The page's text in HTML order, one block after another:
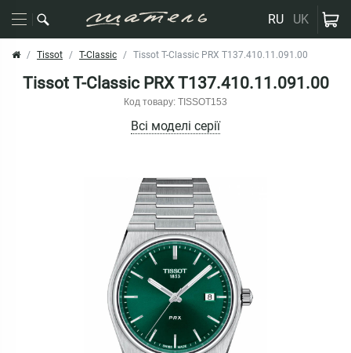
RU UK
Tissot T-Classic Tissot T-Classic PRX T137.410.11.091.00
Tissot T-Classic PRX T137.410.11.091.00
Код товару: TISSOT153
Всі моделі серії